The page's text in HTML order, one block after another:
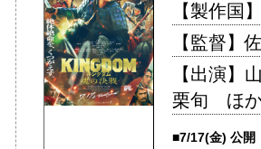
【製作国
【監督】
【出演】
栗旬 ほ
■7/17(金) 公開